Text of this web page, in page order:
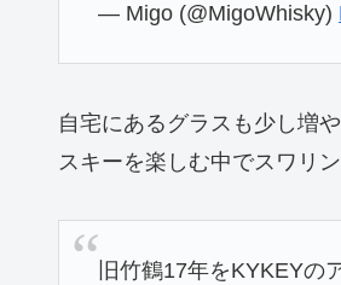
— Migo (@MigoWhisky)
自宅にあるグラスも少し増
スキーを楽しむ中でスワリ
旧竹鶴17年をKYKEYの